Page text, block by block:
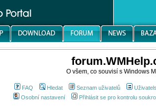
O všem, co souvisí s Windows
FAQ Hledat Seznam uživatelů
Osobní nastavení
Přihlásit se pro kontrolu